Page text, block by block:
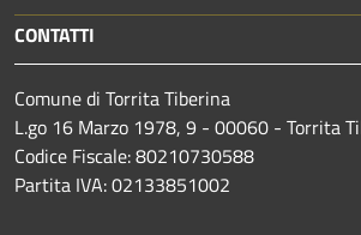
CONTATTI
Comune di Torrita Tiberina
L.go 16 Marzo 1978, 9 - 00060 - Torrita
Codice Fiscale: 80210730588
Partita IVA: 02133851002